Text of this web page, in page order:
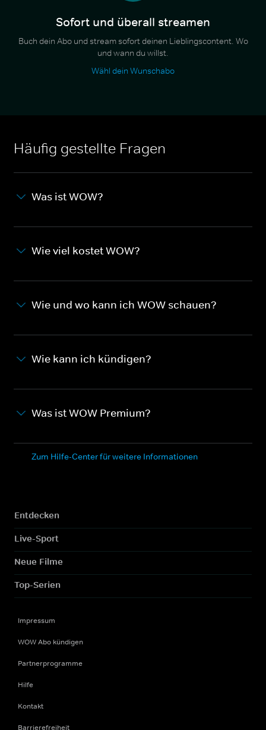
Sofort und überall streamen
Buch dein Abo und stream sofort deinen Lieblingscontent. Wo
und wann du willst.
Wähl dein Wunschabo
Häufig gestellte Fragen
Was ist WOW?
Wie viel kostet WOW?
Wie und wo kann ich WOW schauen?
Wie kann ich kündigen?
Was ist WOW Premium?
Zum Hilfe-Center für weitere Informationen
Entdecken
Live-Sport
Neue Filme
Top-Serien
Impressum
WOW Abo kündigen
Partnerprogramme
Hilfe
Kontakt
Barrierefreiheit